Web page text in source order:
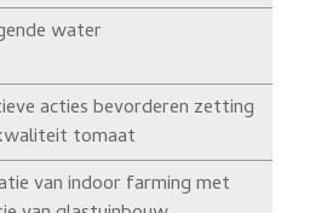
water
acties bevorderen zetting
tomaat
van indoor farming met